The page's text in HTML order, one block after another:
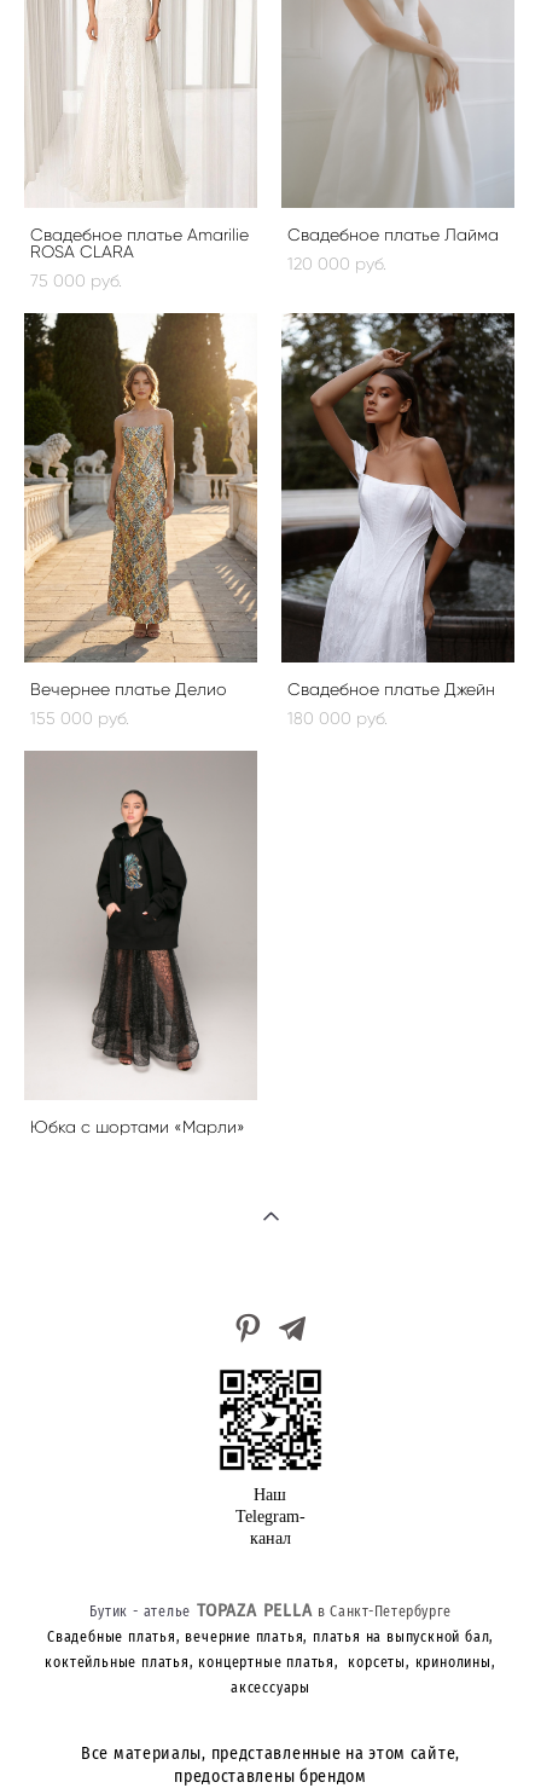
Свадебное платье Amarilie
ROSA CLARA
75 000 pуб.
Свадебное платье Лайма
120 000 pуб.
Вечернее платье Делио
155 000 pуб.
Свадебное платье Джейн
180 000 pуб.
Юбка с шортами «Марли»
Наш
Telegram-
канал
Бутик - ателье TOPAZA PELLA в Санкт-Петербурге
Свадебные платья, вечерние платья, платья на выпускной бал,
коктейльные платья, концертные платья, корсеты, кринолины,
аксессуары
Все материалы, представленные на этом сайте,
предоставлены брендом